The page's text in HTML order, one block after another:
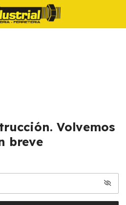
Volvemos
breve